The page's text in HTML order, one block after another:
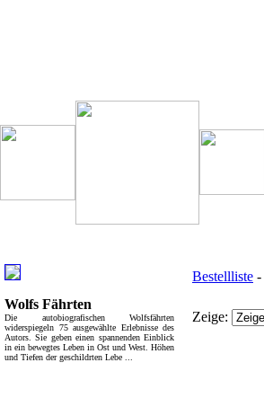
Wolfs Fährten
Die autobiografischen Wolfsfährten
widerspiegeln 75 ausgewählte Erlebnisse des
Autors. Sie geben einen spannenden Einblick
in ein bewegtes Leben in Ost und West. Höhen
und Tiefen der geschildrten Lebe ...
Bestellliste -
Zeige: